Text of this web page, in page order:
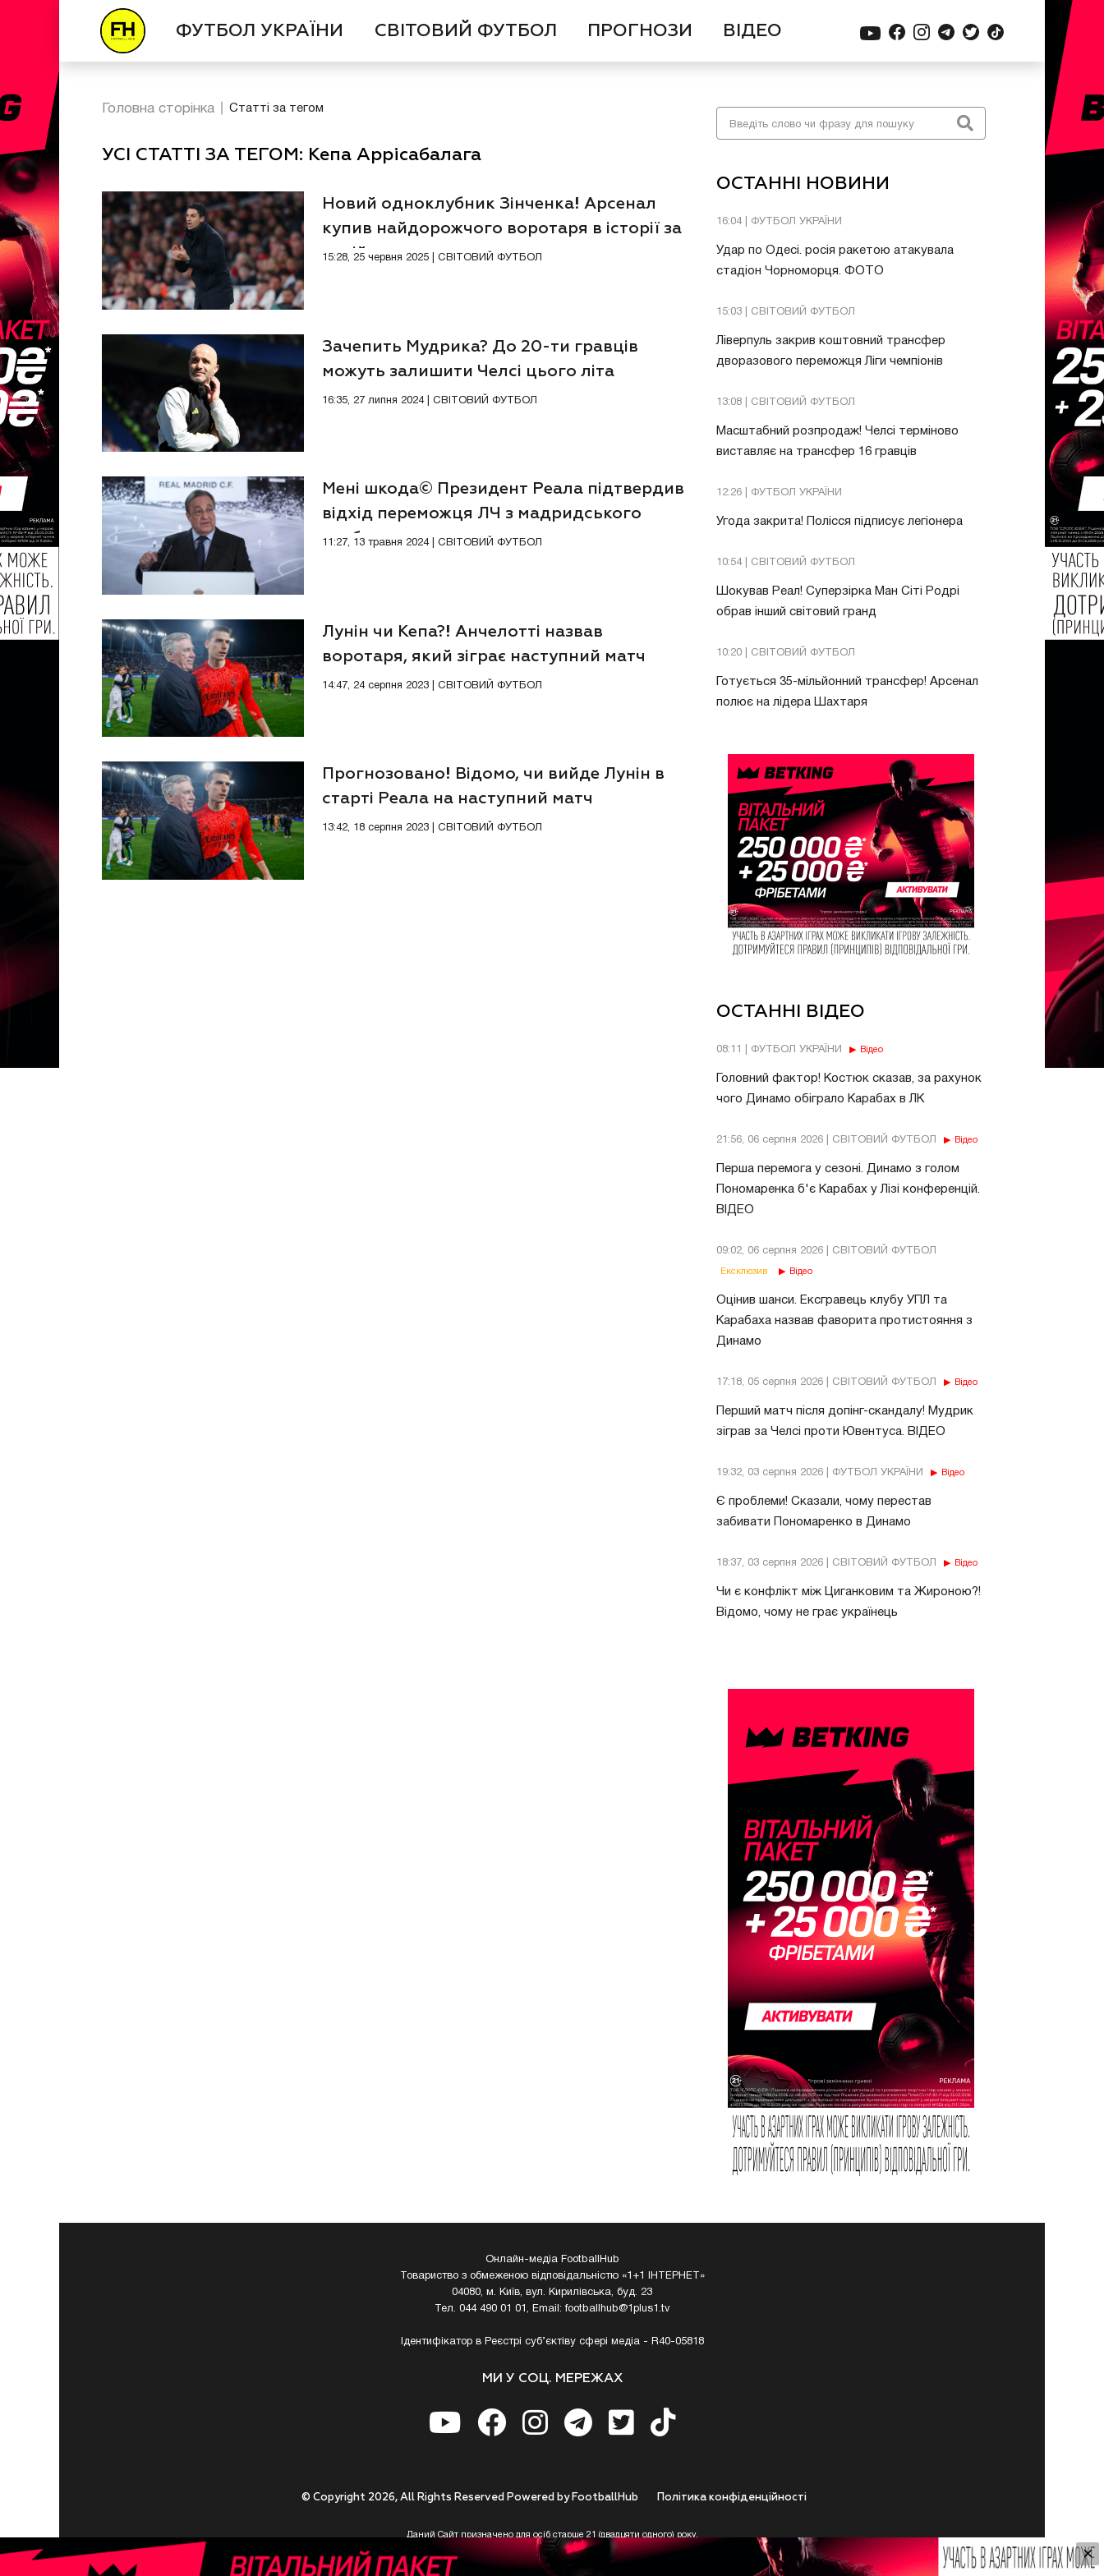
ФУТБОЛ УКРАЇНИ СВІТОВИЙ ФУТБОЛ ПРОГНОЗИ ВІДЕО
ОСТАННІ НОВИНИ
16:04 | ФУТБОЛ УКРАЇНИ
Удар по Одесі. росія ракетою атакувала
стадіон Чорноморця. ФОТО
15:03 | СВІТОВИЙ ФУТБОЛ
Ліверпуль закрив коштовний трансфер
дворазового переможця Ліги чемпіонів
13:08 | СВІТОВИЙ ФУТБОЛ
Масштабний розпродаж! Челсі терміново
виставляє на трансфер 16 гравців
12:26 | ФУТБОЛ УКРАЇНИ
Угода закрита! Полісся підписує легіонера
10:54 | СВІТОВИЙ ФУТБОЛ
Шокував Реал! Суперзірка Ман Сіті Родрі
обрав інший світовий гранд
10:20 | СВІТОВИЙ ФУТБОЛ
Готується 35-мільйонний трансфер! Арсенал
полює на лідера Шахтаря
ОСТАННІ ВІДЕО
08:11 | ФУТБОЛ УКРАЇНИ Відео
Головний фактор! Костюк сказав, за рахунок
чого Динамо обіграло Карабах в ЛК
21:56, 06 серпня 2026 | СВІТОВИЙ ФУТБОЛ Відео
Перша перемога у сезоні. Динамо з голом
Пономаренка б'є Карабах у Лізі конференцій.
ВІДЕО
09:02, 06 серпня 2026 | СВІТОВИЙ ФУТБОЛ
Ексклюзив Відео
Оцінив шанси. Ексгравець клубу УПЛ та
Карабаха назвав фаворита протистояння з
Динамо
17:18, 05 серпня 2026 | СВІТОВИЙ ФУТБОЛ Відео
Перший матч після допінг-скандалу! Мудрик
зіграв за Челсі проти Ювентуса. ВІДЕО
19:32, 03 серпня 2026 | ФУТБОЛ УКРАЇНИ Відео
Є проблеми! Сказали, чому перестав
забивати Пономаренко в Динамо
18:37, 03 серпня 2026 | СВІТОВИЙ ФУТБОЛ Відео
Чи є конфлікт між Циганковим та Жироною?!
Відомо, чому не грає українець
Головна сторінка Статті за тегом
УСІ СТАТТІ ЗА ТЕГОМ: Кепа Аррісабалага
Новий одноклубник Зінченка! Арсенал
купив найдорожчого воротаря в історії за
копійки
15:28, 25 червня 2025 | СВІТОВИЙ ФУТБОЛ
Зачепить Мудрика? До 20-ти гравців
можуть залишити Челсі цього літа
16:35, 27 липня 2024 | СВІТОВИЙ ФУТБОЛ
Мені шкода© Президент Реала підтвердив
відхід переможця ЛЧ з мадридського
клубу
11:27, 13 травня 2024 | СВІТОВИЙ ФУТБОЛ
Лунін чи Кепа?! Анчелотті назвав
воротаря, який зіграє наступний матч
14:47, 24 серпня 2023 | СВІТОВИЙ ФУТБОЛ
Прогнозовано! Відомо, чи вийде Лунін в
старті Реала на наступний матч
13:42, 18 серпня 2023 | СВІТОВИЙ ФУТБОЛ
Онлайн-медіа FootballHub
Товариство з обмеженою відповідальністю «1+1 ІНТЕРНЕТ»
04080, м. Київ, вул. Кирилівська, буд. 23
Тел. 044 490 01 01, Email:footballhub@1plus1.tv
Ідентифікатор в Реєстрі суб’єктіву сфері медіа - R40-05818
МИ У СОЦ. МЕРЕЖАХ
Полiтика конфiденцiйностi
© Copyright 2026, All Rights Reserved Powered by FootballHub
Даний Сайт призначено для осіб старше 21 (двадцяти одного) року.
Приступаючи до використання https://footballhub.ua, Користувач цим підтверджує, що досяг 21-річного віку.
У разі , якщо Ви (Користувач) не досягли 21-річного віку - не розпочинайте або припиніть користування Сайтом.
×